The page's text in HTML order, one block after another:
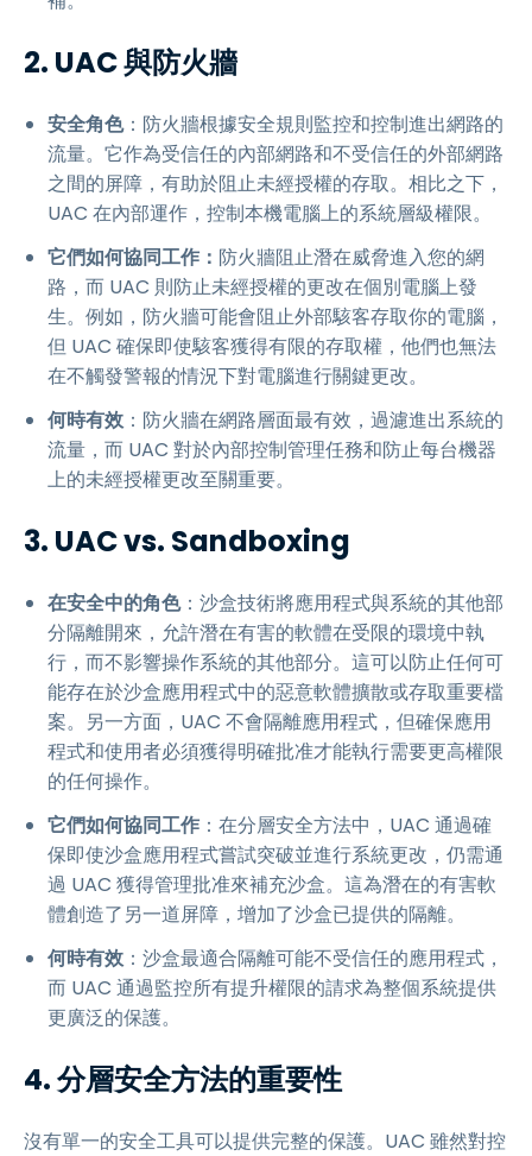
2. UAC 與防火牆
安全角色：防火牆根據安全規則監控和控制進出網路的
流量。它作為受信任的內部網路和不受信任的外部網路
之間的屏障，有助於阻止未經授權的存取。相比之下，
UAC 在內部運作，控制本機電腦上的系統層級權限。
它們如何協同工作： 防火牆阻止潛在威脅進入您的網
路，而 UAC 則防止未經授權的更改在個別電腦上發
生。例如，防火牆可能會阻止外部駭客存取你的電腦，
但 UAC 確保即使駭客獲得有限的存取權，他們也無法
在不觸發警報的情況下對電腦進行關鍵更改。
何時有效：防火牆在網路層面最有效，過濾進出系統的
流量，而 UAC 對於內部控制管理任務和防止每台機器
上的未經授權更改至關重要。
3. UAC vs. Sandboxing
在安全中的角色：沙盒技術將應用程式與系統的其他部
分隔離開來，允許潛在有害的軟體在受限的環境中執
行，而不影響操作系統的其他部分。這可以防止任何可
能存在於沙盒應用程式中的惡意軟體擴散或存取重要檔
案。另一方面，UAC 不會隔離應用程式，但確保應用
程式和使用者必須獲得明確批准才能執行需要更高權限
的任何操作。
它們如何協同工作 ：在分層安全方法中，UAC 通過確
保即使沙盒應用程式嘗試突破並進行系統更改，仍需通
過 UAC 獲得管理批准來補充沙盒。這為潛在的有害軟
體創造了另一道屏障，增加了沙盒已提供的隔離。
何時有效：沙盒最適合隔離可能不受信任的應用程式，
而 UAC 通過監控所有提升權限的請求為整個系統提供
更廣泛的保護。
4. 分層安全方法的重要性
沒有單一的安全工具可以提供完整的保護。UAC 雖然對控